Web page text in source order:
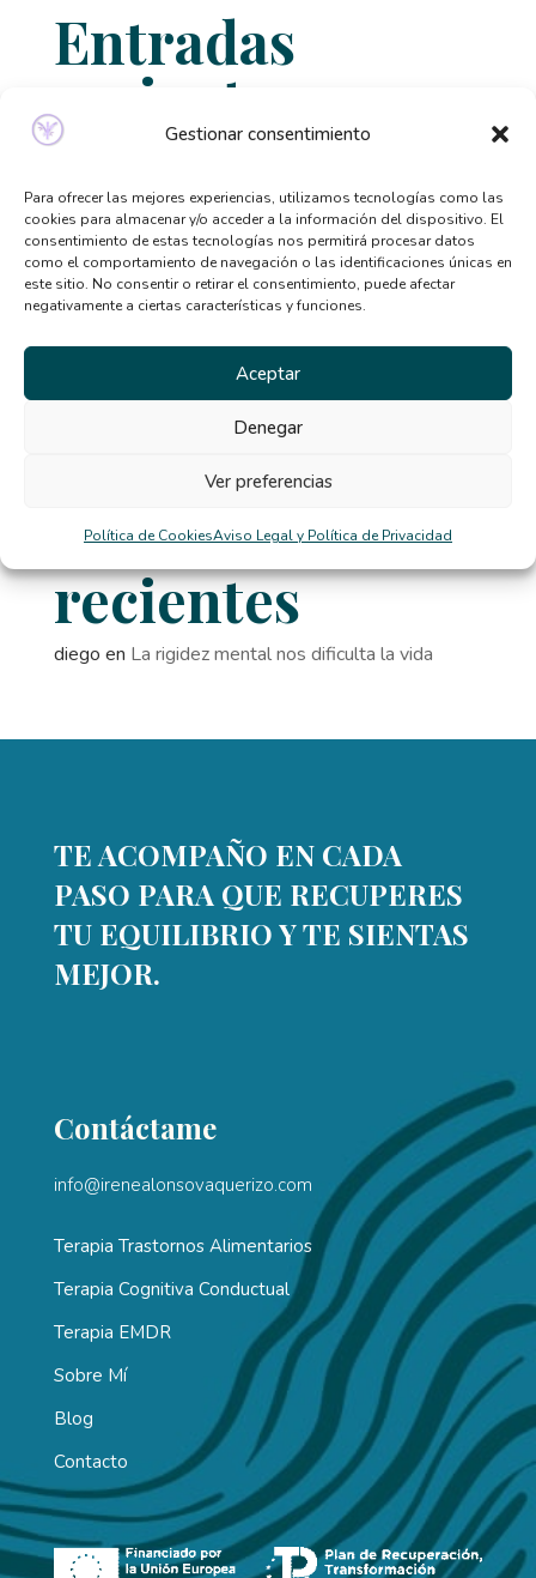
Gestionar consentimiento
Para ofrecer las mejores experiencias, utilizamos tecnologías como las
cookies para almacenar y/o acceder a la información del dispositivo. El
consentimiento de estas tecnologías nos permitirá procesar datos
como el comportamiento de navegación o las identificaciones únicas en
este sitio. No consentir o retirar el consentimiento, puede afectar
negativamente a ciertas características y funciones.
Aceptar
Denegar
Ver preferencias
Política de CookiesAviso Legal y Política de Privacidad
Entradas
recientes
Relación entre ansiedad, perfeccionismo y
Señales de que necesitas ayuda psicológica y no lo
sabías
Qué tipo de terapia psicológica necesito según mis
Beneficios de la terapia desde casa: por qué cada
vez más personas la eligen
El TCA y la distorsión de la imagen corporal en
Comentarios
recientes
diego en La rigidez mental nos dificulta la vida
TE ACOMPAÑO EN CADA
PASO PARA QUE RECUPERES
TU EQUILIBRIO Y TE SIENTAS
MEJOR.
Contáctame
info@irenealonsovaquerizo.com
Terapia Trastornos Alimentarios
Terapia Cognitiva Conductual
Terapia EMDR
Sobre Mí
Blog
Contacto